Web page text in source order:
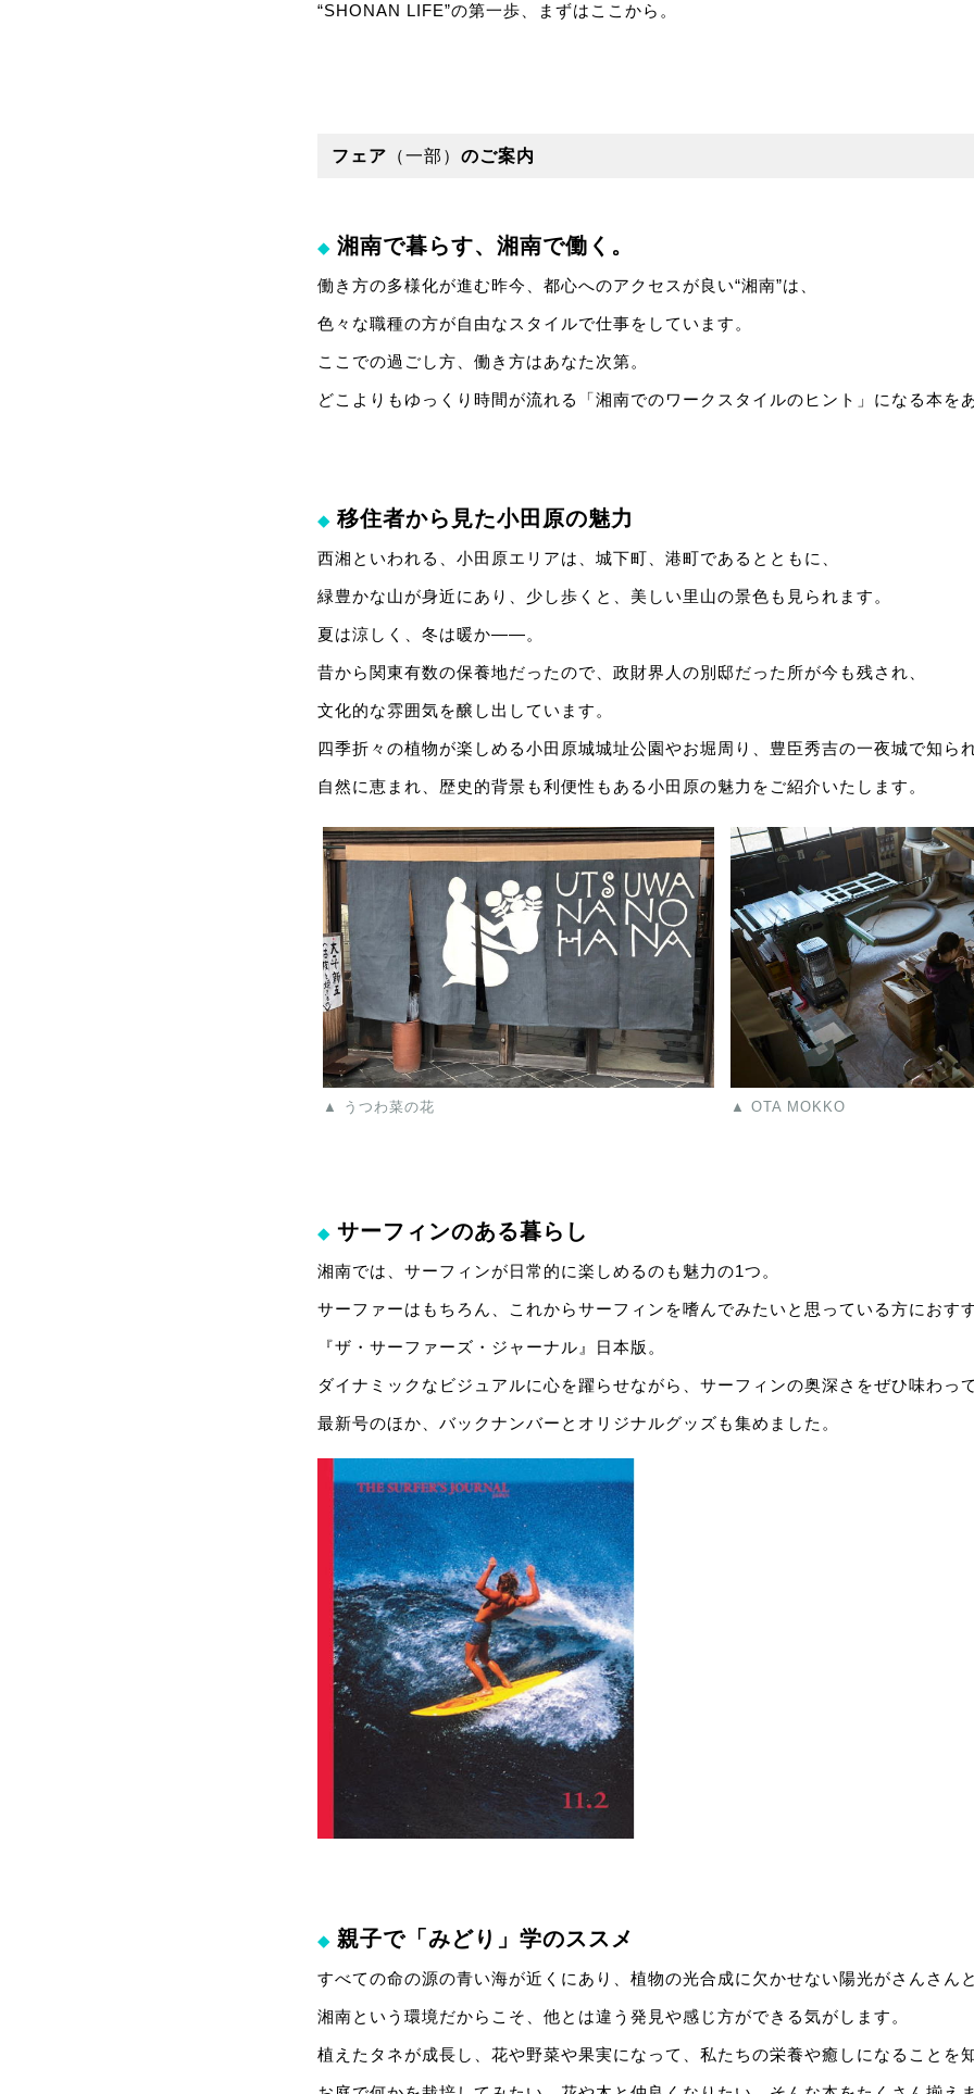
“SHONAN LIFE”の第一歩、まずはここから。
フェア （一部） のご案内
◆ 湘南で暮らす、湘南で働く。
働き方の多様化が進む昨今、都心へのアクセスが良い“湘南”は、
色々な職種の方が自由なスタイルで仕事をしています。
ここでの過ごし方、働き方はあなた次第。
どこよりもゆっくり時間が流れる「湘南でのワークスタイルのヒント」になる本を
◆ 移住者から見た小田原の魅力
西湘といわれる、小田原エリアは、城下町、港町であるとともに、
緑豊かな山が身近にあり、少し歩くと、美しい里山の景色も見られます。
夏は涼しく、冬は暖か――。
昔から関東有数の保養地だったので、政財界人の別邸だった所が今も残され、
文化的な雰囲気を醸し出しています。
四季折々の植物が楽しめる小田原城城址公園やお堀周り、豊臣秀吉の一夜城で知ら
自然に恵まれ、歴史的背景も利便性もある小田原の魅力をご紹介いたします。
▲ うつわ菜の花 ▲ OTA MOKKO
◆ サーフィンのある暮らし
湘南では、サーフィンが日常的に楽しめるのも魅力の1つ。
サーファーはもちろん、これからサーフィンを嗜んでみたいと思っている方におす
『ザ・サーファーズ・ジャーナル』日本版。
ダイナミックなビジュアルに心を躍らせながら、サーフィンの奥深さをぜひ味わっ
最新号のほか、バックナンバーとオリジナルグッズも集めました。
◆ 親子で「みどり」学のススメ
すべての命の源の青い海が近くにあり、植物の光合成に欠かせない陽光がさんさん
湘南という環境だからこそ、他とは違う発見や感じ方ができる気がします。
植えたタネが成長し、花や野菜や果実になって、私たちの栄養や癒しになることを知